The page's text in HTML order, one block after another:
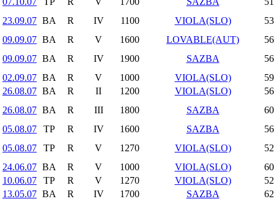
23.09.07 BA R IV 1100 VIOLA(SLO)
09.09.07 BA R V 1600 LOVABLE(AUT)
09.09.07 BA R IV 1900 SAZBA
02.09.07 BA R V 1000 VIOLA(SLO)
26.08.07 BA R II 1200 VIOLA(SLO)
26.08.07 BA R III 1800 SAZBA
05.08.07
TP R IV 1600 SAZBA
05.08.07
TP R V 1270 VIOLA(SLO)
24.06.07 BA R V 1000 VIOLA(SLO)
10.06.07
TP R V 1270 VIOLA(SLO)
13.05.07 BA R IV 1700 SAZBA